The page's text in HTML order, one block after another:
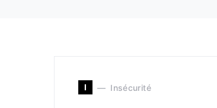
I Insécurité